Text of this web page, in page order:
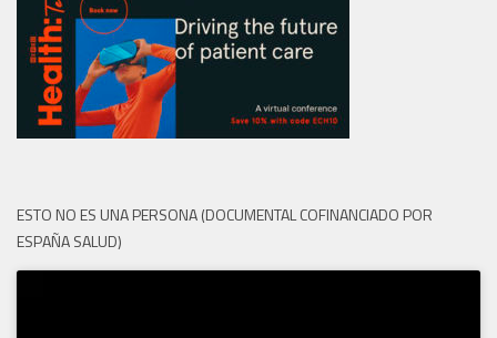
ESTO NO ES UNA PERSONA (DOCUMENTAL COFINANCIADO POR
ESPAÑA SALUD)